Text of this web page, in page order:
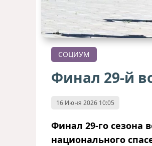
СОЦИУМ
Финал 29-й
16 Июня 2026 10:05
Финал 29-го сезона
национального